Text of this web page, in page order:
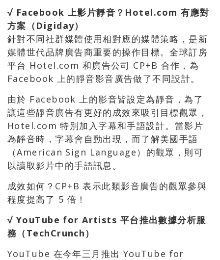
√ Facebook 上影片靜音？Hotel.com 有應對
方案（Digiday）
針對不同社群媒體使用相對應的媒體策略，是新
媒體世代品牌廣告商重要的操作目標。全球訂房
平台 Hotel.com 和廣告公司 CP+B 合作，為
Facebook 上的靜音影音廣告做了不同設計。
由於 Facebook 上的影音皆設定為靜音，為了
讓這些靜音廣告有更好的成效來吸引目標觀眾，
Hotel.com 特別加入字幕和手語設計。當影片
為靜音時，字幕會自動出現，而了解美國手語
（American Sign Language）的觀眾，則可
以讀取影片中的手語訊息。
成效如何？CP+B 表示此類影音廣告的觀眾參與
程度提高了 5 倍！
√ YouTube for Artists 平台推出數據分析服
務（TechCrunch）
YouTube 在今年三月推出 YouTube for